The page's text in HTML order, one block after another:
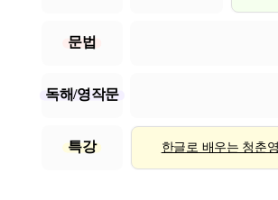
문법
독해/영작문
특강 한글로 배우는 청춘